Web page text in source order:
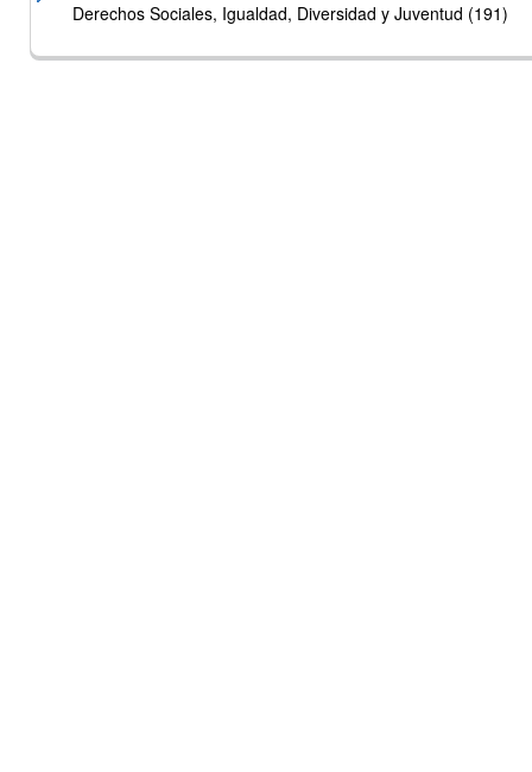
Derechos Sociales, Igualdad, Diversidad y Juventud (191)